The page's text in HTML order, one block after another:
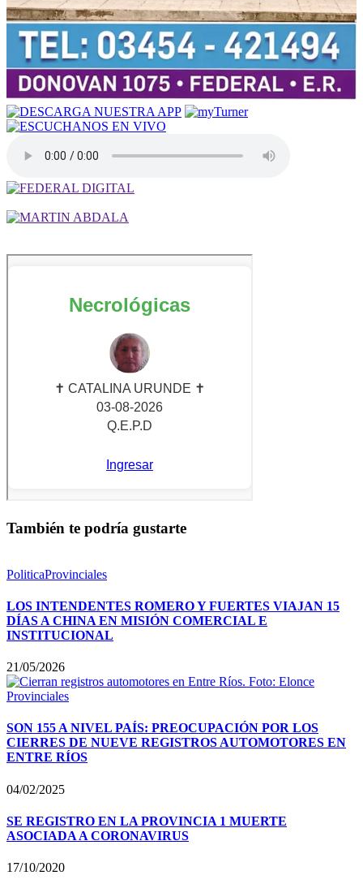
También te podría gustarte
PoliticaProvinciales
LOS INTENDENTES ROMERO Y FUERTES VIAJAN 15
DÍAS A CHINA EN MISIÓN COMERCIAL E
INSTITUCIONAL
21/05/2026
Provinciales
SON 155 A NIVEL PAÍS: PREOCUPACIÓN POR LOS
CIERRES DE NUEVE REGISTROS AUTOMOTORES EN
ENTRE RÍOS
04/02/2025
SE REGISTRO EN LA PROVINCIA 1 MUERTE
ASOCIADA A CORONAVIRUS
17/10/2020